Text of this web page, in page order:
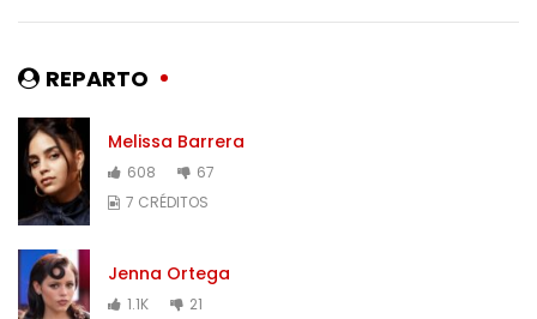
REPARTO
Melissa Barrera
608
67
7 CRÉDITOS
Jenna Ortega
1.1K
21